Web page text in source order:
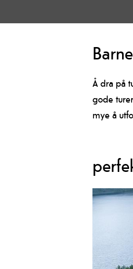
Å dra på
gode
mye å